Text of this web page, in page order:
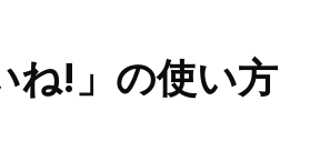
!」の使い方